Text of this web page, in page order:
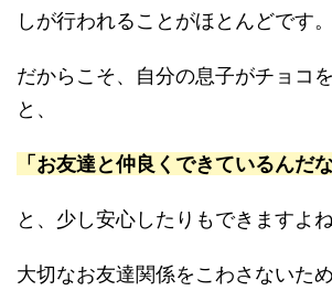
しが行われることがほとんどです。
だからこそ、自分の息子がチョコ
と、
「お友達と仲良くできているんだな
と、少し安心したりもできますよね
大切なお友達関係をこわさないた